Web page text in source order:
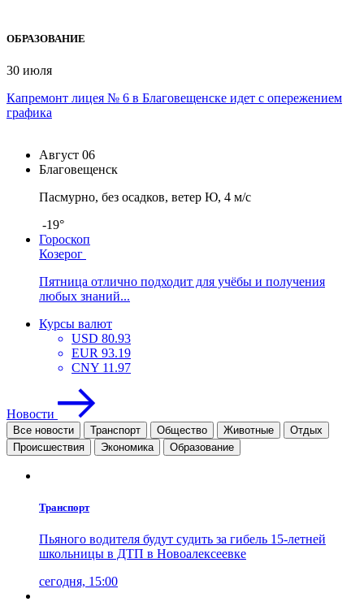
ОБРАЗОВАНИЕ
30 июля
Капремонт лицея № 6 в Благовещенске идет с опережением
графика
Август 06
Благовещенск
Пасмурно, без осадков, ветер Ю, 4 м/с
-19°
Гороскоп
Козерог
Пятница отлично подходит для учёбы и получения
любых знаний...
Курсы валют
USD 80.93
EUR 93.19
CNY 11.97
Новости
Все новости Транспорт Общество Животные
Отдых
Проиcшествия
Экономика Образование
Транспорт
Пьяного водителя будут судить за гибель 15-летней
школьницы в ДТП в Новоалексеевке
сегодня, 15:00